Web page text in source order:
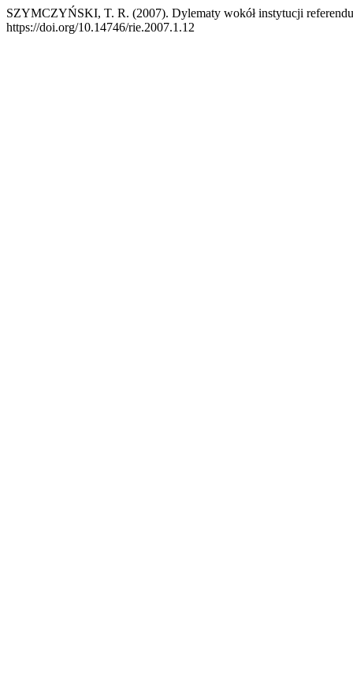
SZYMCZYŃSKI, T. R. (2007). Dylematy wokół instytucji
https://doi.org/10.14746/rie.2007.1.12